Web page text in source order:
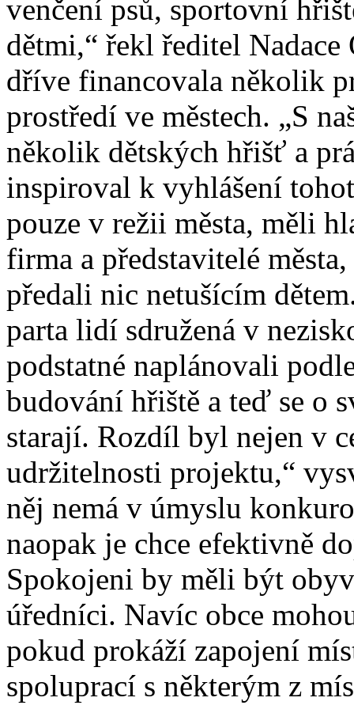
venčení psů, sportovní
dětmi,“ řekl ředitel
dříve financovala několik
prostředí ve městech. „S
několik dětských hřišť a
inspiroval k vyhlášení
pouze v režii města, měli
firma a představitelé
předali nic netušícím
parta lidí sdružená v
podstatné naplánovali
budování hřiště a teď se o
starají. Rozdíl byl nejen v
udržitelnosti projektu,“
něj nemá v úmyslu
naopak je chce efektivně
Spokojeni by měli být
úředníci. Navíc obce
pokud prokáží zapojení
spoluprací s některým z